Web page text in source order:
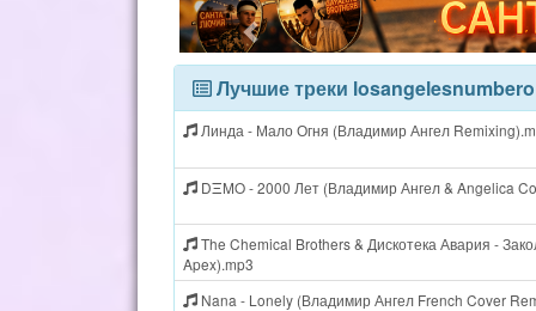
Лучшие треки
Линда - Мало Огня (Владимир Ангел
DΞMO - 2000 Лет (Владимир Ангел & Angelica
The Chemical Brothers & Дискотека Авария -
Apex).mp3
Nana - Lonely (Владимир Ангел French Cover